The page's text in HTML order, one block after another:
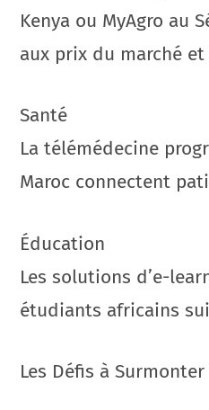
Kenya ou MyAgro au
aux prix du marché
Santé
La télémédecine
Maroc connectent
Éducation
Les solutions d’e-
étudiants africains
Les Défis à Surmonter